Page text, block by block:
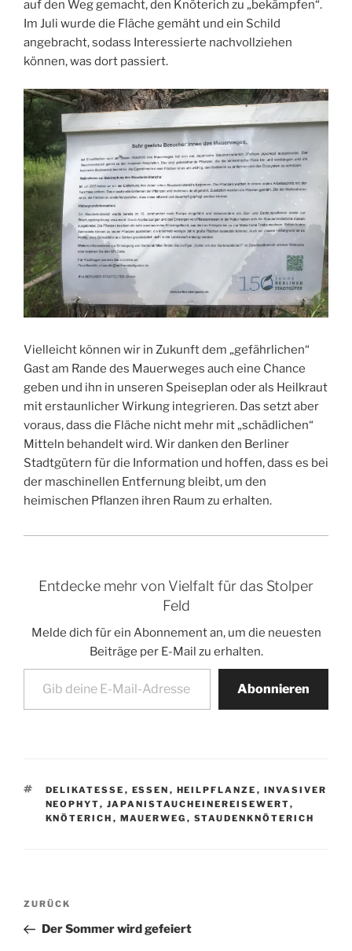
auf den Weg gemacht, den Knöterich zu „bekämpfen“.
Im Juli wurde die Fläche gemäht und ein Schild
angebracht,sodass Interessierte nachvollziehen
können, was dort passiert.
Vielleicht können wir in Zukunft dem „gefährlichen“
Gast am Rande des Mauerweges auch eine Chance
geben und ihn in unseren Speiseplan oder als Heilkraut
mit erstaunlicher Wirkung integrieren. Das setzt aber
voraus, dass die Fläche nicht mehr mit „schädlichen“
Mitteln behandelt wird. Wir danken den Berliner
Stadtgütern für die Information und hoffen, dass es bei
der maschinellen Entfernung bleibt, um den
heimischen Pflanzen ihren Raum zu erhalten.
Entdecke mehr von Vielfalt für das Stolper
Feld
Melde dich für ein Abonnement an, um die neuesten
Beiträge per E-Mail zu erhalten.
Gib deine E-Mail-Adresse ein ...
Abonnieren
SCHLAGWÖRTER
DELIKATESSE , ESSEN , HEILPFLANZE , INVASIVER
NEOPHYT, JAPANISTAUCHEINEREISEWERT,
KNÖTERICH , MAUERWEG , STAUDENKNÖTERICH
Beitragsnavigation
Vorheriger
Beitrag
ZURÜCK
Der Sommer wird gefeiert